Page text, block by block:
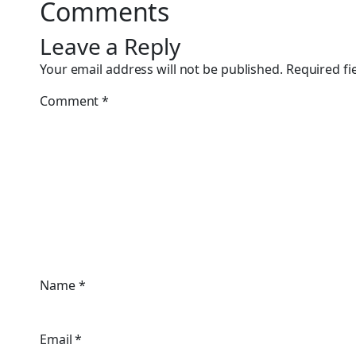
Comments
Leave a Reply
Your email address will not be published. Required
Comment*
Name*
Email*